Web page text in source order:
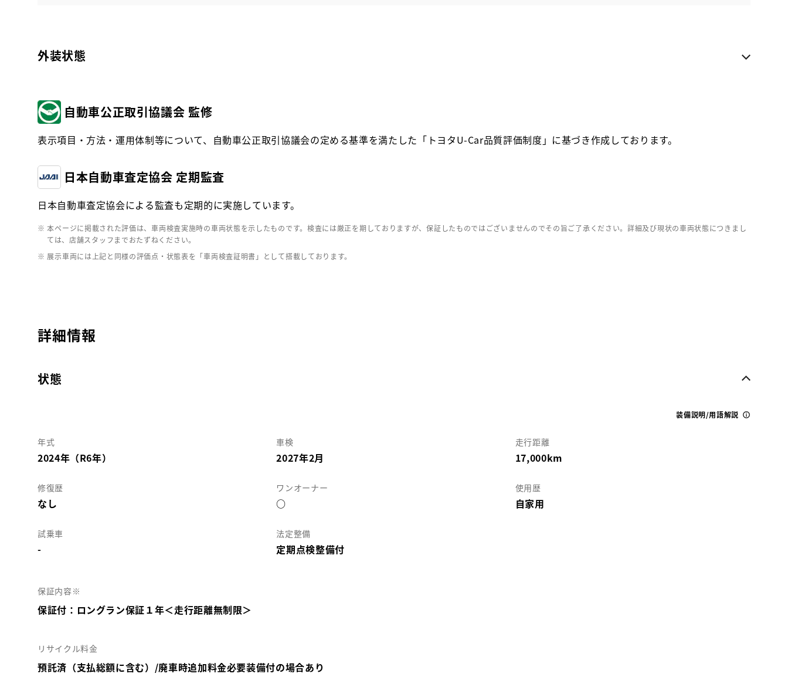
外装状態
自動車公正取引協議会 監修
表示項目・方法・運用体制等について、自動車公正取引協議会の定める基準を満たした「トヨタU-Car品質評価制度」に基づき作成しております。
日本自動車査定協会 定期監査
日本自動車査定協会による監査も定期的に実施しています。
※ 本ページに掲載された評価は、車両検査実施時の車両状態を示したものです。検査には厳正を期しておりますが、保証したものではございませんのでその旨ご了承ください。詳細及び現状の車両状態につきまし
ては、店舗スタッフまでおたずねください。
※ 展示車両には上記と同様の評価点・状態表を「車両検査証明書」として搭載しております。
詳細情報
状態
装備説明/用語解説
年式
2024年（R6年）
車検
2027年2月
走行距離
17,000km
修復歴
なし
ワンオーナー
○
使用歴
自家用
試乗車
-
法定整備
定期点検整備付
保証内容※
保証付：ロングラン保証１年＜走行距離無制限＞
リサイクル料金
預託済（支払総額に含む）/廃車時追加料金必要装備付の場合あり